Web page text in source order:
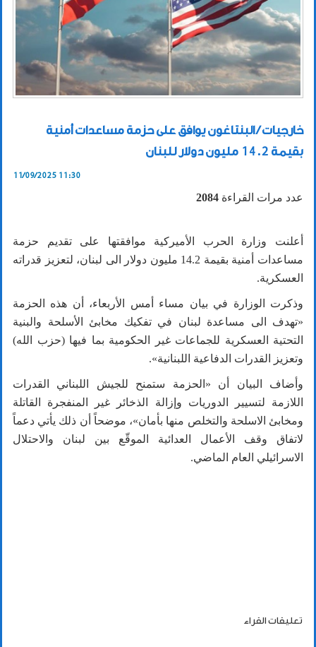
خارجيات / البنتاغون يوافق على حزمة مساعدات أمنية
بقيمة 14.2 مليون دولار للبنان
11/09/2025 11:30
عدد مرات القراءة 2084
أعلنت وزارة الحرب الأميركية موافقتها على تقديم حزمة
مساعدات أمنية بقيمة 14.2 مليون دولار الى لبنان، لتعزيز قدراته
العسكرية.
وذكرت الوزارة في بيان مساء أمس الأربعاء، أن هذه الحزمة
«تهدف الى مساعدة لبنان في تفكيك مخابئ الأسلحة والبنية
التحتية العسكرية للجماعات غير الحكومية بما فيها (حزب الله)
وتعزيز القدرات الدفاعية اللبنانية».
وأضاف البيان أن « الحزمة ستمنح للجيش اللبناني القدرات
اللازمة لتسيير الدوريات وإزالة الذخائر غير المنفجرة القاتلة
ومخابئ الاسلحة والتخلص منها بأمان»، موضحاً أن ذلك يأتي دعماً
لاتفاق وقف الأعمال العدائية الموقّع بين لبنان والاحتلال
الاسرائيلي العام الماضي.
تعليقات القراء